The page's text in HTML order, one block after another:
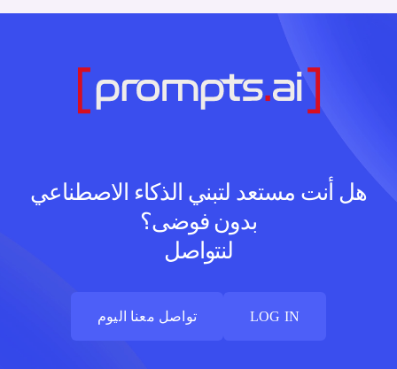
هل أنت مستعد لتبني الذكاء الاصطناعي
بدون فوضى؟
لنتواصل
تواصل معنا اليوم
LOG IN